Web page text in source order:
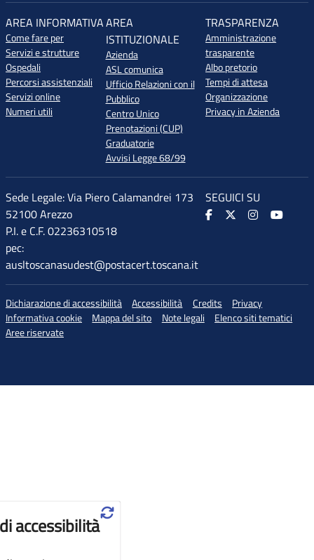
AREA INFORMATIVA
Come fare per
Servizi e strutture
Ospedali
Percorsi assistenziali
Servizi online
Numeri utili
AREA
ISTITUZIONALE
Azienda
ASL comunica
Ufficio Relazioni con il
Pubblico
Centro Unico
Prenotazioni (CUP)
Graduatorie
Avvisi Legge 68/99
TRASPARENZA
Amministrazione
trasparente
Albo pretorio
Tempi di attesa
Organizzazione
Privacy in Azienda
Sede Legale: Via Piero Calamandrei 173
52100 Arezzo
P.I. e C.F. 02236310518
pec:
ausltoscanasudest@postacert.toscana.it
SEGUICI SU
Dichiarazione di accessibilità Accessibilità Credits
Privacy
Informativa cookie
Mappa del sito Note legali
Elenco siti tematici
Aree riservate
accessibilità